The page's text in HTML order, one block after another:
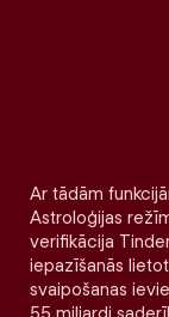
Ar tādām
Astroloģijas
verifikācija
iepazīšanās
svaipošanas